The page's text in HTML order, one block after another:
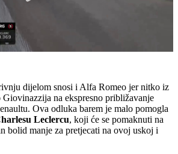
dijelom snosi i Alfa Romeo jer nitko iz
na ekspresno približavanje
Ova odluka barem je malo pomogla
Leclercu, koji će se pomaknuti na
bolid manje za pretjecati na ovoj uskoj i